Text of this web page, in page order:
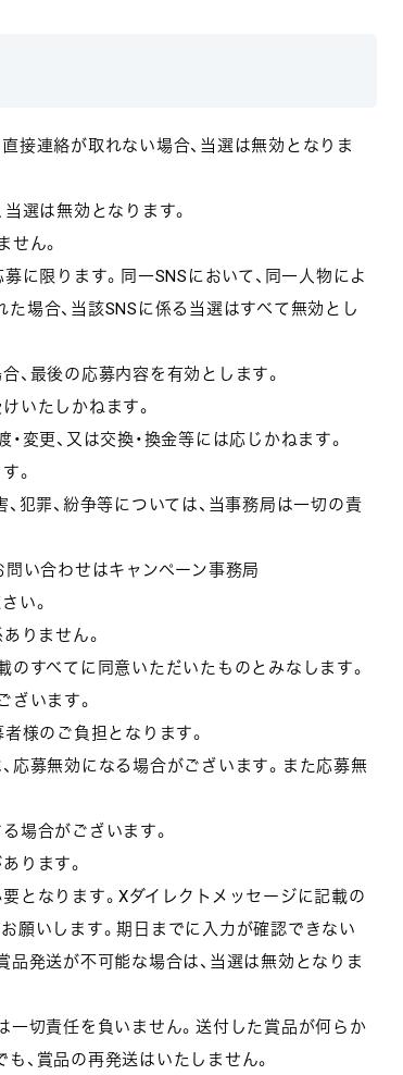
接連絡が取れない場合、当選は無効となりま
選は無効となります。
せん。
に限ります。同一SNSにおいて、同一人物によ
場合、当該SNSに係る当選はすべて無効とし
、最後の応募内容を有効とします。
いたしかねます。
変更、又は交換・換金等には応じかねます。
。
犯罪、紛争等については、当事務局は一切の責
い合わせはキャンペーン事務局
い。
りません。
のすべてに同意いただいたものとみなします。
ざいます。
様のご負担となります。
応募無効になる場合がございます。また応募無
場合がございます。
ります。
となります。Xダイレクトメッセージに記載の
願いします。期日までに入力が確認できない
品発送が不可能な場合は、当選は無効となりま
一切責任を負いません。送付した賞品が何らか
、賞品の再発送はいたしません。